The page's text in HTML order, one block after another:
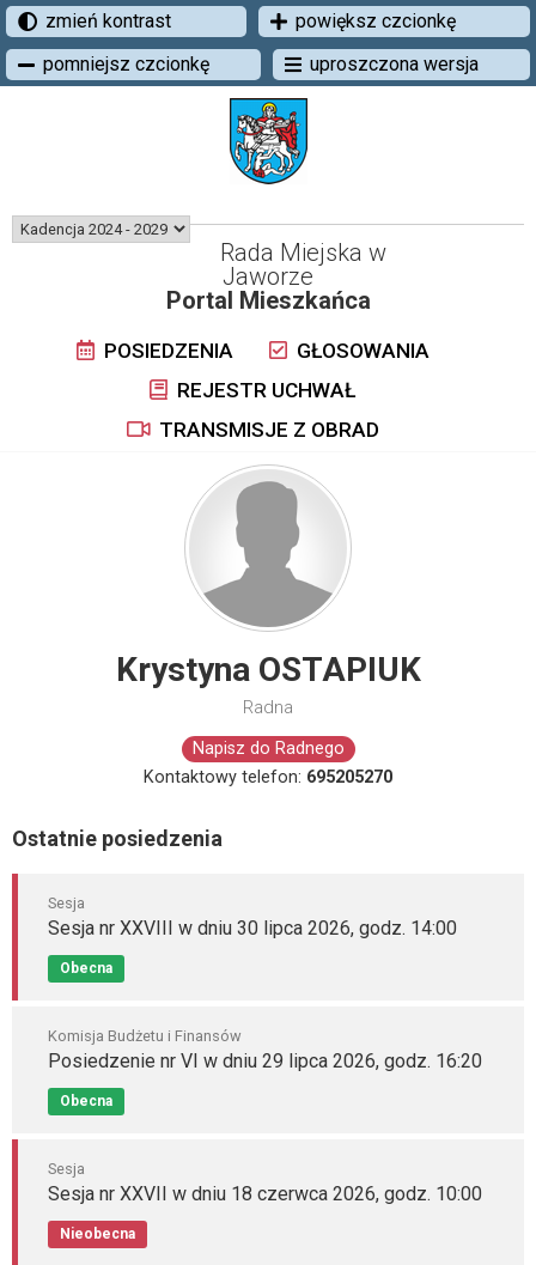
zmień kontrast
powiększ czcionkę
pomniejsz czcionkę
uproszczona wersja
Rada Miejska w
Jaworze
Portal Mieszkańca
POSIEDZENIA
GŁOSOWANIA
REJESTR UCHWAŁ
TRANSMISJE Z OBRAD
Krystyna OSTAPIUK
Radna
Napisz do Radnego
Kontaktowy telefon: 695205270
Ostatnie posiedzenia
Sesja
Sesja nr XXVIII w dniu 30 lipca 2026, godz. 14:00
Obecna
Komisja Budżetu i Finansów
Posiedzenie nr VI w dniu 29 lipca 2026, godz. 16:20
Obecna
Sesja
Sesja nr XXVII w dniu 18 czerwca 2026, godz. 10:00
Nieobecna